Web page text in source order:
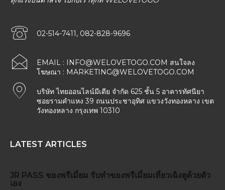
02-514-7411, 082-828-9696
EMAIL : INFO@WELOVETOGO.COM สนใจลง
โฆษณา : MARKETING@WELOVETOGO.COM
บริษัท ไทยออนไลน์มีเดีย จำกัด 625 ชั้น 5 อาคารทัศนียา
ซอยรามคำแหง 39 ถนนประชาอุทิศ แขวงวังทองหลาง เขต
วังทองหลาง กรุงเทพ 10310
LATEST ARTICLES
JR PASS ของพรีเมี่ยม รับทำของพรีเมี่ยมเที่ยวเฉิงตูด้วยตัว
เอง